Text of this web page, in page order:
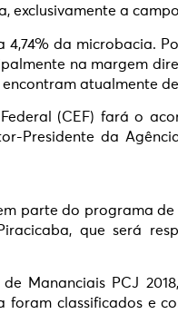
exclusivamente a
4,74% da microbacia.
na margem
atualmente
(CEF) fará o
Presidente da
parte do programa
que será
Mananciais PCJ
foram classificados e